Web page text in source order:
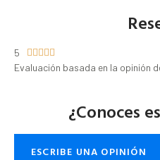
5     
Evaluación basada en la opinión
¿Conoces
ESCRIBE UNA OPINIÓN